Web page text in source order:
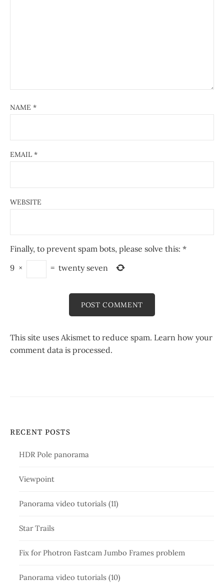
NAME *
EMAIL *
WEBSITE
Finally, to prevent spam bots, please solve this: *
9 × = twenty seven
This site uses Akismet to reduce spam. Learn how your
comment data is processed.
RECENT POSTS
HDR Pole panorama
Viewpoint
Panorama video tutorials (11)
Star Trails
Fix for Photron Fastcam Jumbo Frames problem
Panorama video tutorials (10)